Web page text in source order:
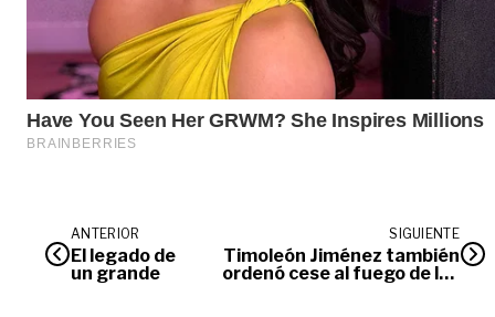
ANTERIOR
El legado de
un grande
SIGUIENTE
Timoleón Jiménez también
ordenó cese al fuego de las